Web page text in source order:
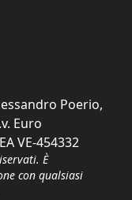
Poerio,
Euro
VE-454332
È
con qualsiasi